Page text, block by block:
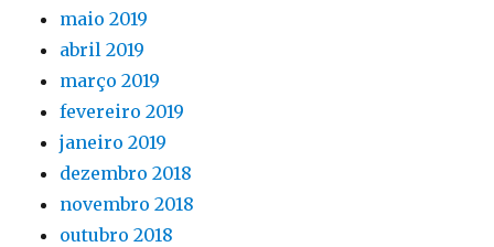
maio 2019
abril 2019
março 2019
fevereiro 2019
janeiro 2019
dezembro 2018
novembro 2018
outubro 2018